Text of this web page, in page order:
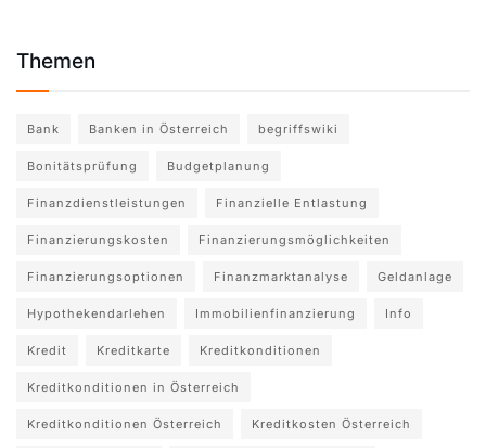
Themen
Bank Banken in Österreich begriffswiki
Bonitätsprüfung Budgetplanung
Finanzdienstleistungen Finanzielle Entlastung
Finanzierungskosten Finanzierungsmöglichkeiten
Finanzierungsoptionen Finanzmarktanalyse Geldanlage
Hypothekendarlehen Immobilienfinanzierung Info
Kredit Kreditkarte Kreditkonditionen
Kreditkonditionen in Österreich
Kreditkonditionen Österreich Kreditkosten Österreich